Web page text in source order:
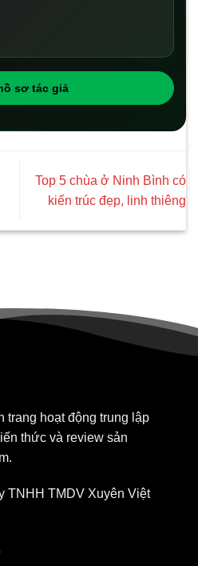
sơ tác giả
Top 5 chùa ở Ninh Bình có
kiến trúc đẹp, linh thiêng
trang hoạt động trung lập
thức và review sản
TNHH TMDV Xuyên Việt